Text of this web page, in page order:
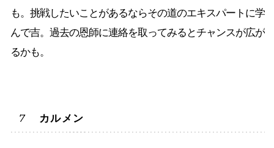
も。挑戦したいことがあるならその道のエキスパートに学
んで吉。過去の恩師に連絡を取ってみるとチャンスが広が
るかも。
カルメン